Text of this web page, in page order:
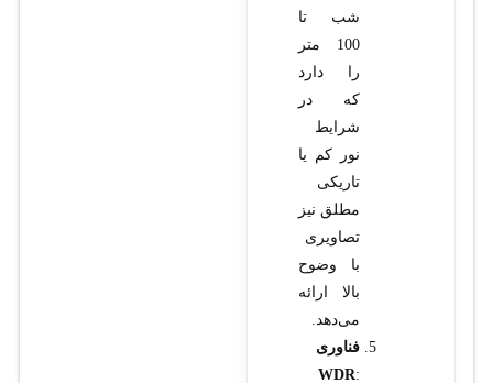
شب تا
100 متر
را دارد
که در
شرایط
نور کم یا
تاریکی
مطلق نیز
تصاویری
با وضوح
بالا ارائه
می‌دهد.
فناوری
WDR: